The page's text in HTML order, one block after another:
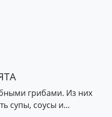
грибами. Из них
супы, соусы и...